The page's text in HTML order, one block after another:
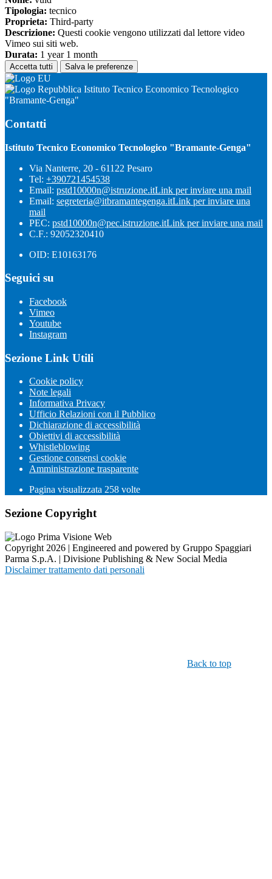
Tipologia: tecnico
Proprieta: Third-party
Descrizione: Questi cookie vengono utilizzati dal lettore video
Vimeo sui siti web.
Durata: 1 year 1 month
Accetta tutti Salva le preferenze
Istituto Tecnico Economico Tecnologico
"Bramante-Genga"
Contatti
Istituto Tecnico Economico Tecnologico "Bramante-Genga"
Via Nanterre, 20 - 61122 Pesaro
Tel: +390721454538
Email: pstd10000n@istruzione.itLink per inviare una mail
Email: segreteria@itbramantegenga.itLink per inviare una
mail
PEC: pstd10000n@pec.istruzione.itLink per inviare una mail
C.F.: 92052320410
OID: E10163176
Seguici su
Facebook
Vimeo
Youtube
Instagram
Sezione Link Utili
Cookie policy
Note legali
Informativa Privacy
Ufficio Relazioni con il Pubblico
Dichiarazione di accessibilità
Obiettivi di accessibilità
Whistleblowing
Gestione consensi cookie
Amministrazione trasparente
Pagina visualizzata 258 volte
Sezione Copyright
Copyright 2026 | Engineered and powered by Gruppo Spaggiari
Parma S.p.A. | Divisione Publishing & New Social Media
Disclaimer trattamento dati personali
Back to top